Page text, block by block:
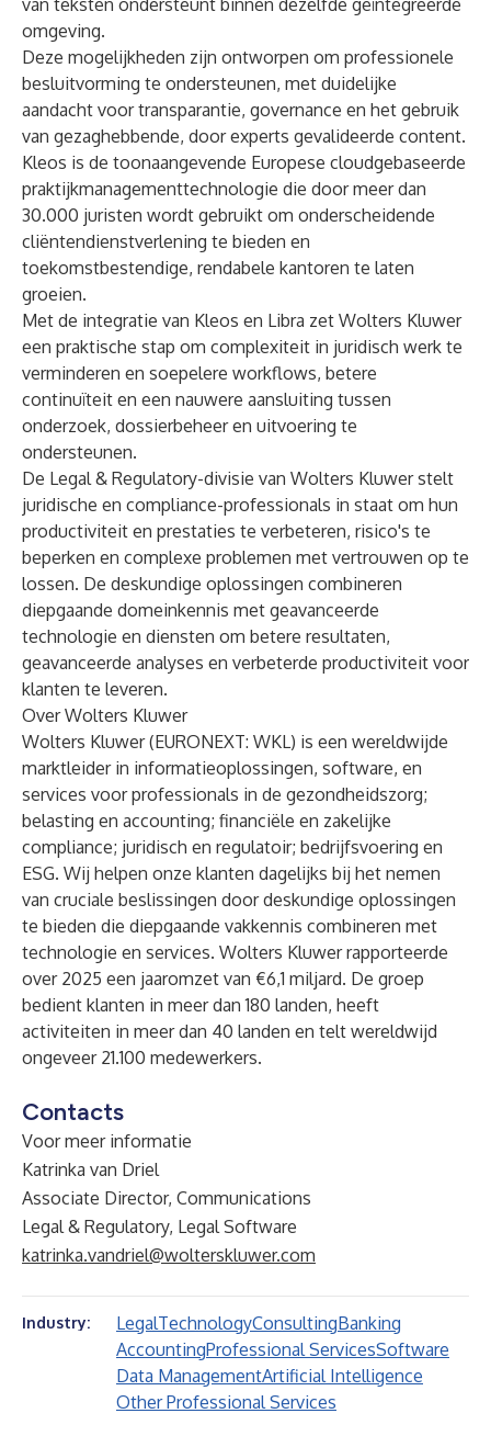
van teksten ondersteunt binnen dezelfde geïntegreerde
omgeving.
Deze mogelijkheden zijn ontworpen om professionele
besluitvorming te ondersteunen, met duidelijke
aandacht voor transparantie, governance en het gebruik
van gezaghebbende, door experts gevalideerde content.
Kleos is de toonaangevende Europese cloudgebaseerde
praktijkmanagementtechnologie die door meer dan
30.000 juristen wordt gebruikt om onderscheidende
cliëntendienstverlening te bieden en
toekomstbestendige, rendabele kantoren te laten
groeien.
Met de integratie van Kleos en Libra zet Wolters Kluwer
een praktische stap om complexiteit in juridisch werk te
verminderen en soepelere workflows, betere
continuïteit en een nauwere aansluiting tussen
onderzoek, dossierbeheer en uitvoering te
ondersteunen.
De Legal & Regulatory-divisie van Wolters Kluwerstelt
juridische en compliance-professionals in staat om hun
productiviteit en prestaties te verbeteren, risico's te
beperken en complexe problemen met vertrouwen op te
lossen. De deskundige oplossingen combineren
diepgaande domeinkennis met geavanceerde
technologie en diensten om betere resultaten,
geavanceerde analyses en verbeterde productiviteit voor
klanten te leveren.
Over Wolters Kluwer
Wolters Kluwer (EURONEXT: WKL) is een wereldwijde
marktleider in informatieoplossingen, software, en
services voor professionals in de gezondheidszorg;
belasting en accounting; financiële en zakelijke
compliance; juridisch en regulatoir; bedrijfsvoering en
ESG. Wij helpen onze klanten dagelijks bij het nemen
van cruciale beslissingen door deskundige oplossingen
te bieden die diepgaande vakkennis combineren met
technologie en services. Wolters Kluwer rapporteerde
over 2025 een jaaromzet van €6,1 miljard. De groep
bedient klanten in meer dan 180 landen, heeft
activiteiten in meer dan 40 landen en telt wereldwijd
ongeveer 21.100 medewerkers.
Contacts
Voor meer informatie
Katrinka van Driel
Associate Director, Communications
Legal & Regulatory, Legal Software
katrinka.vandriel@wolterskluwer.com
Industry: LegalTechnologyConsultingBanking
AccountingProfessional ServicesSoftware
Data ManagementArtificial Intelligence
Other Professional Services